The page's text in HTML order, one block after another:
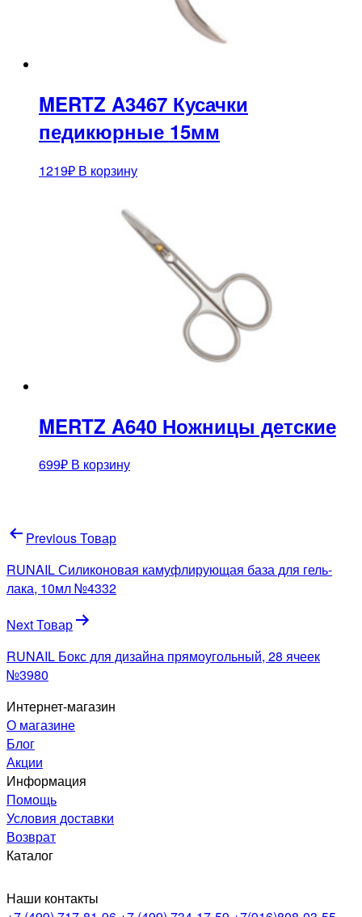
MERTZ A3467 Кусачки
педикюрные 15мм
1219₽ В корзину
MERTZ A640 Ножницы детские
699₽ В корзину
Навигация
по
записям
Previous Товар
RUNAIL Силиконовая камуфлирующая база для гель-
лака, 10мл №4332
Next Товар
RUNAIL Бокс для дизайна прямоугольный, 28 ячеек
№3980
Интернет-магазин
О магазине
Блог
Акции
Информация
Помощь
Условия доставки
Возврат
Каталог
Наши контакты